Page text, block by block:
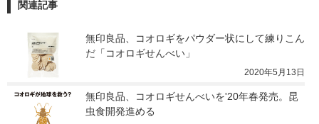
関連記事
無印良品、コオロギをパウダー状にして練りこん
だ「コオロギせんべい」
2020年5月13日
無印良品、コオロギせんべいを'20年春発売。昆
虫食開発進める